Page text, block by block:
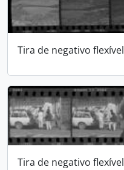
Tira de negativo flexível
Tira de negativo flexível